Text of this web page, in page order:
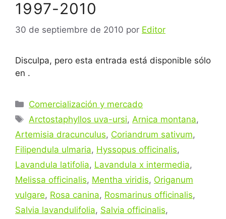
1997-2010
30 de septiembre de 2010 por Editor
Disculpa, pero esta entrada está disponible sólo
en .
Categorías
Comercialización y mercado
Etiquetas
Arctostaphyllos uva-ursi, Arnica montana,
Artemisia dracunculus, Coriandrum sativum,
Filipendula ulmaria, Hyssopus officinalis,
Lavandula latifolia, Lavandula x intermedia,
Melissa officinalis, Mentha viridis, Origanum
vulgare, Rosa canina, Rosmarinus officinalis,
Salvia lavandulifolia, Salvia officinalis,